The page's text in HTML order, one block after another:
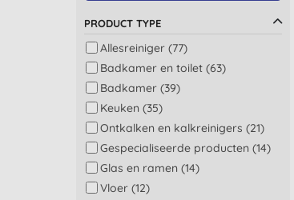
PRODUCT TYPE
Allesreiniger (77)
Badkamer en toilet (63)
Badkamer (39)
Keuken (35)
Ontkalken en kalkreinigers (21)
Gespecialiseerde producten (14)
Glas en ramen (14)
Vloer (12)